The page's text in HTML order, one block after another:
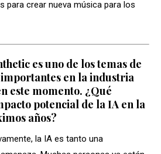
para crear nueva música para los
es uno de los temas de
en la industria
este momento. ¿Qué
potencial de la IA en la
años?
la IA es tanto una